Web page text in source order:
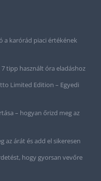
a karórád piaci értékének
tipp használt óra eladáshoz
Limited Edition – Egyedi
– hogyan őrizd meg az
az árát és add el sikeresen
hogy gyorsan vevőre